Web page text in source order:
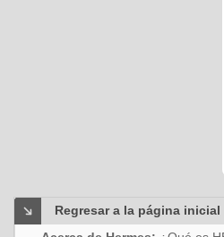
Regresar a la página inicial